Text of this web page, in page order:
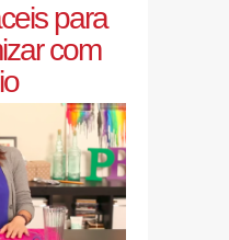
para
com